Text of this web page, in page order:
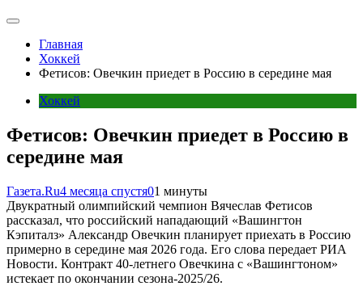
Главная
Хоккей
Фетисов: Овечкин приедет в Россию в середине мая
Хоккей
Фетисов: Овечкин приедет в Россию в
середине мая
Газета.Ru4 месяца спустя01 минуты
Двукратный олимпийский чемпион Вячеслав Фетисов
рассказал, что российский нападающий «Вашингтон
Кэпиталз» Александр Овечкин планирует приехать в Россию
примерно в середине мая 2026 года. Его слова передает РИА
Новости. Контракт 40-летнего Овечкина с «Вашингтоном»
истекает по окончании сезона-2025/26.